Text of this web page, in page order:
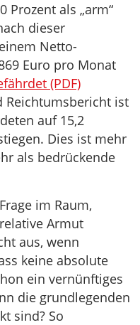
Prozent als „arm“
dieser
Netto-
Euro pro Monat
(PDF)
Reichtumsbericht ist
auf 15,2
Dies ist mehr
als bedrückende
im Raum,
Armut
aus, wenn
keine absolute
ein vernünftiges
die grundlegenden
sind? So